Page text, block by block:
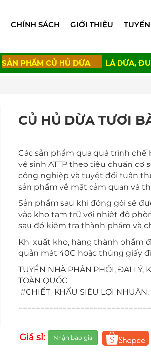
CHÍNH SÁCH GIỚI THIỆU
SẢN PHẨM CỦ HỦ DỪA LÁ DỪA,
CỦ HỦ DỪA TƯƠI
Các sản phẩm qua quá trình
vệ sinh ATTP theo tiêu chuẩn cơ
công nghiệp và tuyệt đối tuân
sản phẩm về mặt cảm quan và
Sản phẩm sau khi đóng gói sẽ
vào kho tạm trữ với nhiệt độ
sau đó kiểm tra thành phẩm và
Khi xuất kho, hàng thành phẩm
quản mát 40C hoặc thùng giấy
TUYỂN NHÀ PHÂN PHỐI, ĐẠI LÝ,
TOÀN QUỐC
#CHIẾT_KHẤU SIÊU LỢI NHUẬN.
Giá sỉ: Nhận báo giá